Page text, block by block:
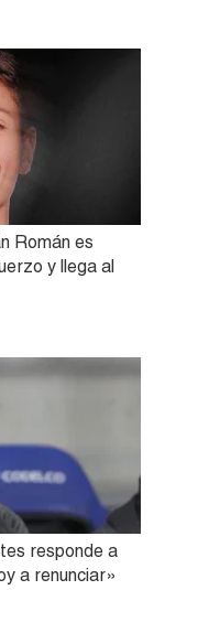
Román es
y llega al
responde a
a renunciar»